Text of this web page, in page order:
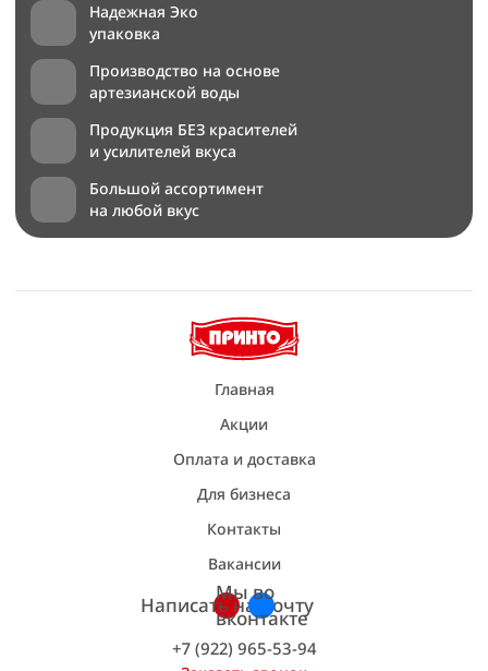
Надежная Эко
упаковка
Производство на основе
артезианской воды
Продукция БЕЗ красителей
и усилителей вкуса
Большой ассортимент
на любой вкус
Главная
Акции
Оплата и доставка
Для бизнеса
Контакты
Вакансии
Написать на почту
Мы во
вконтакте
+7 (922) 965-53-94